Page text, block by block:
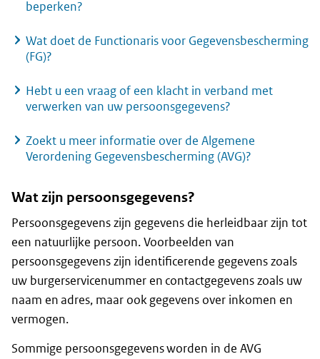
beperken?
Wat doet de Functionaris voor Gegevensbescherming
(FG)?
Hebt u een vraag of een klacht in verband met
verwerken van uw persoonsgegevens?
Zoekt u meer informatie over de Algemene
Verordening Gegevensbescherming (AVG)?
Wat zijn persoonsgegevens?
Persoonsgegevens zijn gegevens die herleidbaar zijn tot
een natuurlijke persoon. Voorbeelden van
persoonsgegevens zijn identificerende gegevens zoals
uw burgerservicenummer en contactgegevens zoals uw
naam en adres, maar ook gegevens over inkomen en
vermogen.
Sommige persoonsgegevens worden in de AVG